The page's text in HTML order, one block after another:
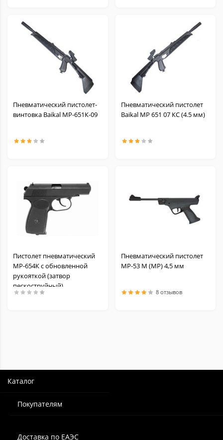
Пневматический пистолет-
винтовка Baikal МР-651К-09
Пневматический пистолет
Baikal МР 651 07 КС (4.5 мм)
Пистолет пневматический
МР-654К с обновленной
рукояткой (затвор
пескоструйный)
Пневматический пистолет
МР-53 М (МР) 4,5 мм
8 отзывов
Каталог
Покупателям
Доставка по ЕАЭС